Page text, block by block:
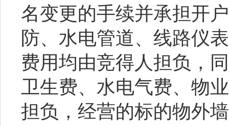
名变更的手续并承担开
防、水电管道、线路仪表
费用均由竞得人担负，
卫生费、水电气费、物
担负，经营的标的物外